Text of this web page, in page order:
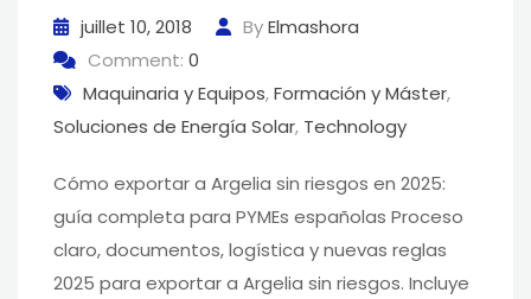
juillet 10, 2018 ByElmashora
Comment: 0
Maquinaria y Equipos,Formación y Máster,
Soluciones de Energía Solar, Technology
Cómo exportar a Argelia sin riesgos en 2025:
guía completa para PYMEs españolas Proceso
claro, documentos, logística y nuevas reglas
2025 para exportar a Argelia sin riesgos. Incluye